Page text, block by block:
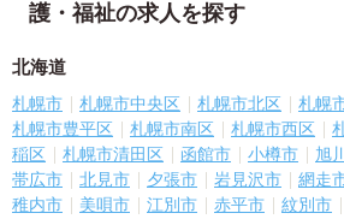
護・福祉の求人を探す
北海道
札幌市 札幌市中央区 札幌市北区 札幌
札幌市豊平区
札幌市南区 札幌市西区
稲区
札幌市清田区 函館市 小樽市 旭
帯広市
北見市 夕張市 岩見沢市 網走
稚内市
美唄市 江別市 赤平市 紋別市